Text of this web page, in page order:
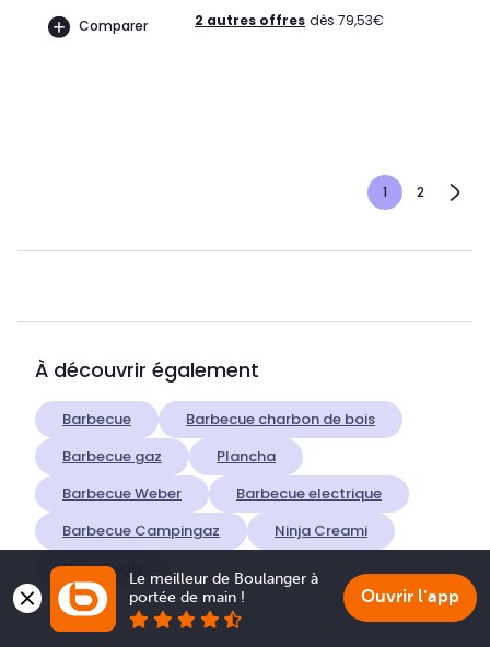
Comparer 2 autres offres dès 79,53€
1 2
À découvrir également
Barbecue
Barbecue charbon de bois
Barbecue gaz
Plancha
Barbecue Weber
Barbecue electrique
Barbecue Campingaz
Ninja Creami
Ninja Slushi
Le meilleur de Boulanger à
portée de main !
Ouvrir l'app